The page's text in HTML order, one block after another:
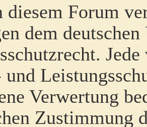
diesem Forum
dem
und
Verwertung
Zustimmung